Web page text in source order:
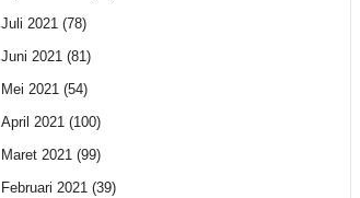
Juli 2021 (78)
Juni 2021 (81)
Mei 2021 (54)
April 2021 (100)
Maret 2021 (99)
Februari 2021 (39)